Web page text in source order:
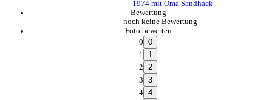
1974 mit Oma Sandhack
Bewertung
noch keine Bewertung
Foto bewerten
0
1
2
3
4